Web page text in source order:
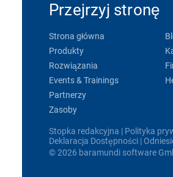
Przejrzyj stronę
Strona główna
Produkty
Rozwiązania
Events & Trainings
Partnerzy
Zasoby
Stopka redakcyjna | Polityka
Deklaracja Dostępności|
© 2026 baramundi software